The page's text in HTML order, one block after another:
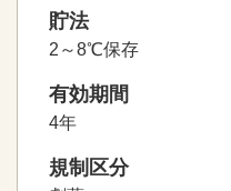
貯法
2～8℃保存
有効期間
4年
規制区分